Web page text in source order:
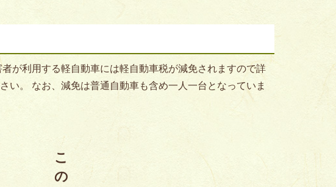
が利用する軽自動車には軽自動車税が減免されますので詳
い。 なお、減免は普通自動車も含め一人一台となっていま
こ
の